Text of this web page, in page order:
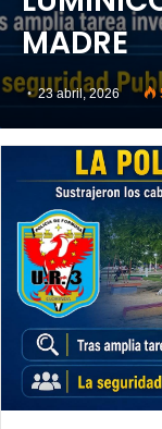
MADRE
23 abril, 2026